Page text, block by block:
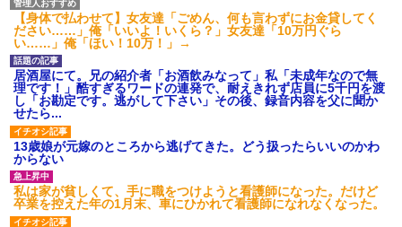
【悲報】佐藤輝明・・・２軍
でも盛大にやらかす←あまり悲
しませないでくれ
【身体で払わせて】女友達「ごめん、何も言わずにお金貸してく
ださい……」俺「いいよ！いくら？」女友達「10万円ぐら
い……」俺「ほい！10万！」→
居酒屋にて。兄の紹介者「お酒飲みなって」私「未成年なので無
理です！」酷すぎるワードの連発で、耐えきれず店員に5千円を渡
し「お勘定です。逃がして下さい」その後、録音内容を父に聞か
せたら...
13歳娘が元嫁のところから逃げてきた。どう扱ったらいいのかわ
からない
私は家が貧しくて、手に職をつけようと看護師になった。だけど
卒業を控えた年の1月末、車にひかれて看護師になれなくなった。